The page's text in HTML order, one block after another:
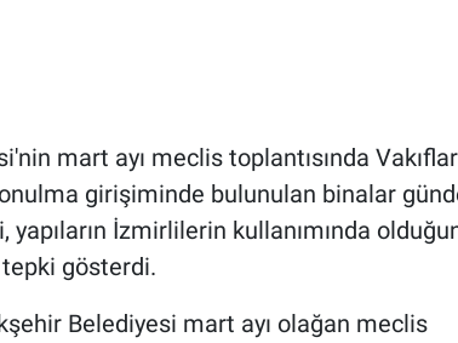
mart ayı meclis toplantısında
girişiminde bulunulan binalar
İzmirlilerin kullanımında
gösterdi.
Belediyesi mart ayı olağan meclis